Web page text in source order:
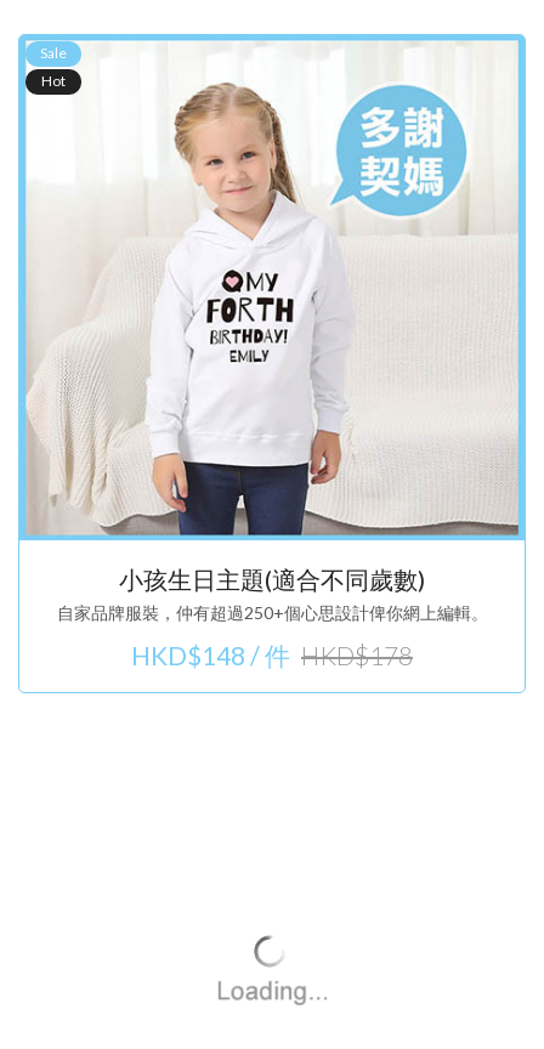
Sale
Hot
小孩生日主題(適合不同歲數)
自家品牌服裝，仲有超過250+個心思設計俾你網上編輯。
HKD$148 / 件 HKD$178